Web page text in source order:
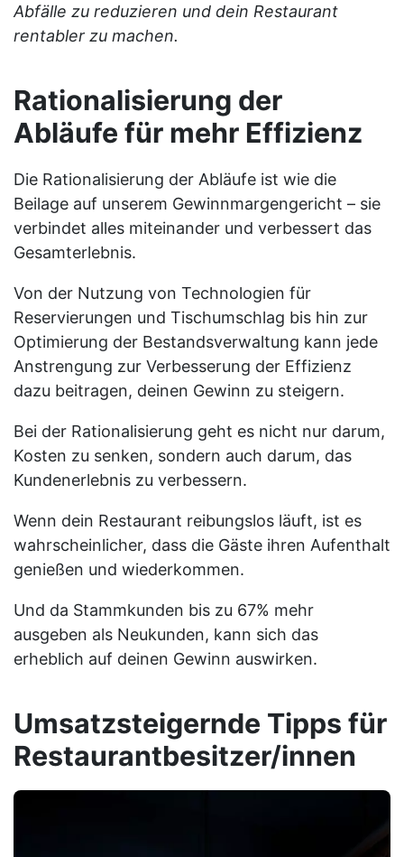
Abfälle zu reduzieren und dein Restaurant
rentabler zu machen.
Rationalisierung der
Abläufe für mehr Effizienz
Die Rationalisierung der Abläufe ist wie die
Beilage auf unserem Gewinnmargengericht – sie
verbindet alles miteinander und verbessert das
Gesamterlebnis.
Von der Nutzung von Technologien für
Reservierungen und Tischumschlag bis hin zur
Optimierung der Bestandsverwaltung kann jede
Anstrengung zur Verbesserung der Effizienz
dazu beitragen, deinen Gewinn zu steigern.
Bei der Rationalisierung geht es nicht nur darum,
Kosten zu senken, sondern auch darum, das
Kundenerlebnis zu verbessern.
Wenn dein Restaurant reibungslos läuft, ist es
wahrscheinlicher, dass die Gäste ihren Aufenthalt
genießen und wiederkommen.
Und da Stammkunden bis zu 67% mehr
ausgeben als Neukunden, kann sich das
erheblich auf deinen Gewinn auswirken.
Umsatzsteigernde Tipps für
Restaurantbesitzer/innen